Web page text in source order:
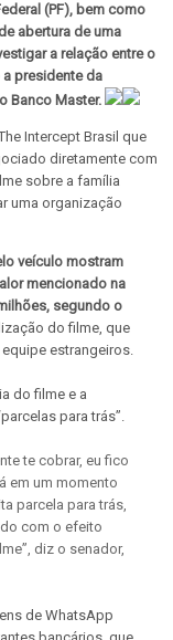
(PF), bem como
abertura de uma
a relação entre o
presidente da
Banco Master.
Intercept Brasil que
diretamente com
sobre a família
uma organização
veículo mostram
mencionado na
segundo o
do filme, que
estrangeiros.
do filme e a
para trás”.
te cobrar, eu fico
em um momento
parcela para trás,
com o efeito
diz o senador,
de WhatsApp